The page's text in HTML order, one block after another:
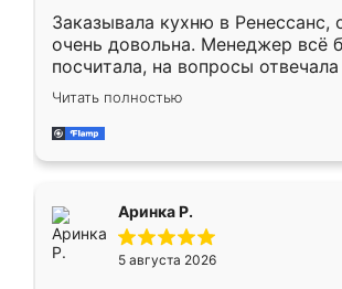
Заказывала кухню в Ренессанс,
очень довольна. Менеджер всё
посчитала, на вопросы отвечала
Замерщик приехал в субботу,
делу со всей
за день, ребята работали
Читать полностью
Аринка Р.
5 августа 2026